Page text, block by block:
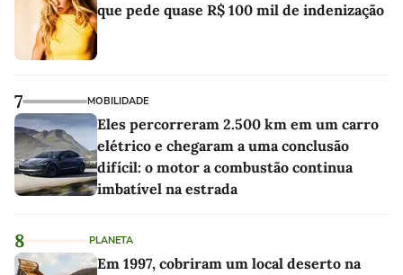
que pede quase R$ 100 mil de indenização
7 MOBILIDADE
Eles percorreram 2.500 km em um carro
elétrico e chegaram a uma conclusão
difícil: o motor a combustão continua
imbatível na estrada
8 PLANETA
Em 1997, cobriram um local deserto na